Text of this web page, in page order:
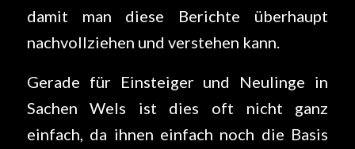
damit man diese Berichte überhaupt
nachvollziehen und verstehen kann.
Gerade für Einsteiger und Neulinge in
Sachen Wels ist dies oft nicht ganz
einfach, da ihnen einfach noch die Basis